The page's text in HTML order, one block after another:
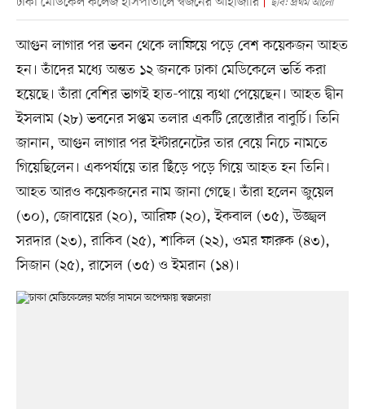
ছবি: প্রথম আলো
আগুন লাগার পর ভবন থেকে লাফিয়ে পড়ে বেশ কয়েকজন আহত
হন। তাঁদের মধ্যে অন্তত ১২ জনকে ঢাকা মেডিকেলে ভর্তি করা
হয়েছে। তাঁরা বেশির ভাগই হাত-পায়ে ব্যথা পেয়েছেন। আহত দ্বীন
ইসলাম (২৮) ভবনের সপ্তম তলার একটি রেস্তোরাঁর বাবুর্চি। তিনি
জানান, আগুন লাগার পর ইন্টারনেটের তার বেয়ে নিচে নামতে
গিয়েছিলেন। একপর্যায়ে তার ছিঁড়ে পড়ে গিয়ে আহত হন তিনি।
আহত আরও কয়েকজনের নাম জানা গেছে। তাঁরা হলেন জুয়েল
(৩০), জোবায়ের (২০), আরিফ (২০), ইকবাল (৩৫), উজ্জ্বল
সরদার (২৩), রাকিব (২৫), শাকিল (২২), ওমর ফারুক (৪৩),
সিজান (২৫), রাসেল (৩৫) ও ইমরান (১৪)।